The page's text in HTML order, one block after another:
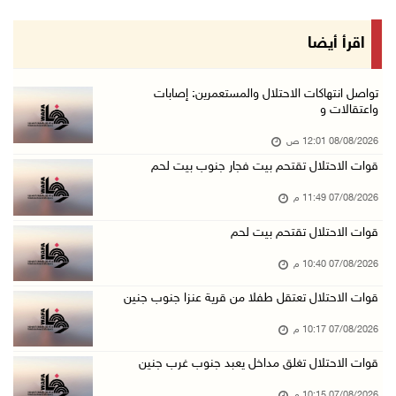
مستعمرون يهاجمون مساكن المواطنين في خربة الحم ...
بعد تجديد منع زيارات المعتقلين: أبو الحمص يدع ...
الرئاسة ترحب بإطلاق السعودية التحالف البحري ا ...
07/آب/2026 06:17 م
(محدث) نابلس: إصابة مواطن واعتقاله إثر هجوم ل ...
07/آب/2026 06:04 م
الرئاسة ترحب باتفاقية مكة للدفاع المشترك بين ...
بيروت: اللجنة الفنية للمجلس الوطني تناقش التر ...
اقرأ أيضا
تواصل انتهاكات الاحتلال والمستعمرين: إصابات
واعتقالات و
08/08/2026 12:01 ص
قوات الاحتلال تقتحم بيت فجار جنوب بيت لحم
07/08/2026 11:49 م
قوات الاحتلال تقتحم بيت لحم
07/08/2026 10:40 م
قوات الاحتلال تعتقل طفلا من قرية عنزا جنوب جنين
07/08/2026 10:17 م
قوات الاحتلال تغلق مداخل يعبد جنوب غرب جنين